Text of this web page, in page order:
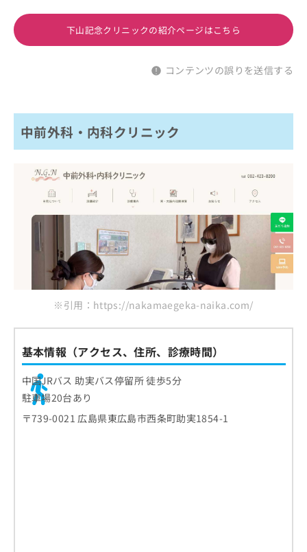
下山記念クリニックの紹介ページはこちら
コンテンツの誤りを送信する
中前外科・内科クリニック
※引用：https://nakamaegeka-naika.com/
基本情報（アクセス、住所、診療時間）
中国JRバス 助実バス停留所 徒歩5分
駐車場20台あり
〒739-0021 広島県東広島市西条町助実1854-1